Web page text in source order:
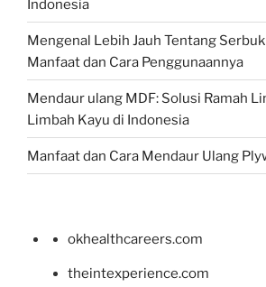
Indonesia
Mengenal Lebih Jauh Tentang
Manfaat dan Cara Penggunaannya
Mendaur ulang MDF: Solusi Ramah
Limbah Kayu di Indonesia
Manfaat dan Cara Mendaur Ulang
okhealthcareers.com
theintexperience.com